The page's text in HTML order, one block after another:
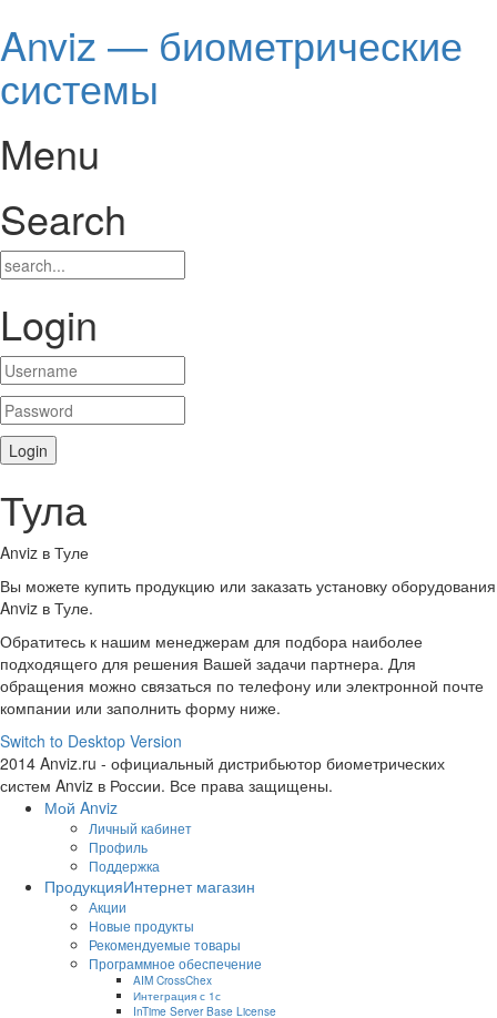
Anviz — биометрические
системы
Menu
Search
Login
Тула
Anviz в Туле
Вы можете купить продукцию или заказать установку оборудования
Anviz в Туле.
Обратитесь к нашим менеджерам для подбора наиболее
подходящего для решения Вашей задачи партнера. Для
обращения можно связаться по телефону или электронной почте
компании или заполнить форму ниже.
Switch to Desktop Version
2014 Anviz.ru - официальный дистрибьютор биометрических
систем Anviz в России. Все права защищены.
Мой Anviz
Личный кабинет
Профиль
Поддержка
ПродукцияИнтернет магазин
Акции
Новые продукты
Рекомендуемые товары
Программное обеспечение
AIM CrossChex
Интеграция с 1с
InTime Server Base License